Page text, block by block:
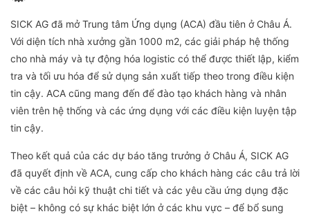
SICK AG đã mở Trung tâm Ứng dụng (ACA) đầu tiên ở Châu Á.
Với diện tích nhà xưởng gần 1000 m2, các giải pháp hệ thống
cho nhà máy và tự động hóa logistic có thể được thiết lập, kiểm
tra và tối ưu hóa để sử dụng sản xuất tiếp theo trong điều kiện
tin cậy. ACA cũng mang đến để đào tạo khách hàng và nhân
viên trên hệ thống và các ứng dụng với các điều kiện luyện tập
tin cậy.
Theo kết quả của các dự báo tăng trưởng ở Châu Á, SICK AG
đã quyết định về ACA, cung cấp cho khách hàng các câu trả lời
về các câu hỏi kỹ thuật chi tiết và các yêu cầu ứng dụng đặc
biệt – không có sự khác biệt lớn ở các khu vực – để bổ sung